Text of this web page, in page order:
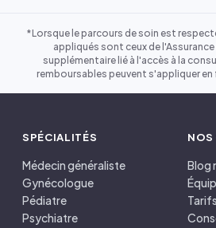
*Lorsque le parcours de soin est
appliqués sont ceux de
supplémentaire lié à l'accès à la
remboursables peuvent s'appliquer
SPÉCIALITÉS
Médecin généraliste
Gynécologue
Pédiatre
Psychiatre
NOS
Blog